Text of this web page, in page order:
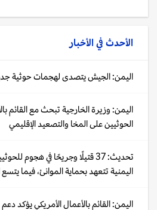
الأحدث في الأخبار
اليمن: الجيش يتصدى لهجمات حوثية
اليمن: وزيرة الخارجية تبحث مع القائم
الحوثيين على المخا والتصعيد الإقليمي
تحديث: 37 قتيلًا وجريحًا في هجوم
اليمنية تتعهد بحماية الموانئ، فيما
اليمن: القائم بالأعمال الأمريكي يؤكد